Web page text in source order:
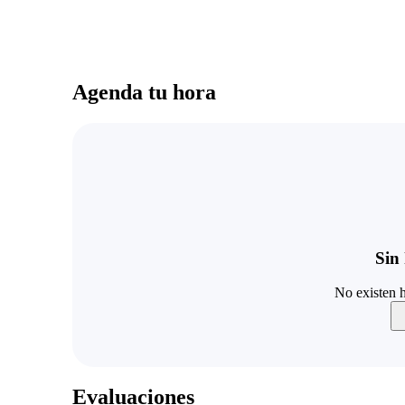
Agenda tu hora
Sin
No existen
Evaluaciones